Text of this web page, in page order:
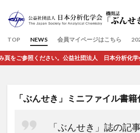
TOP NEWS 会員マイページはこちら
ださい。公益社団法人 日本分析化学会の機関誌
「ぶんせき」ミニファイル書籍
「ぶんせき」誌の記